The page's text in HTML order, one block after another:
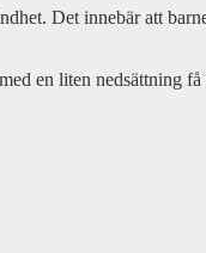
Det innebär att
en liten nedsättning få